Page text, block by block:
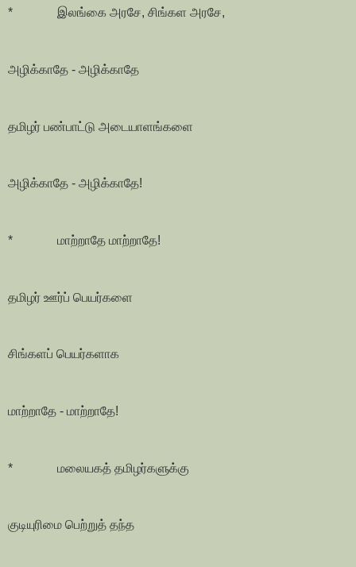
* இலங்கை அரசே, சிங்கள அரசே,
அழிக்காதே - அழிக்காதே
தமிழர் பண்பாட்டு அடையாளங்களை
அழிக்காதே - அழிக்காதே!
* மாற்றாதே மாற்றாதே!
தமிழர் ஊர்ப் பெயர்களை
சிங்களப் பெயர்களாக
மாற்றாதே - மாற்றாதே!
* மலையகத் தமிழர்களுக்கு
குடியுரிமை பெற்றுத் தந்த